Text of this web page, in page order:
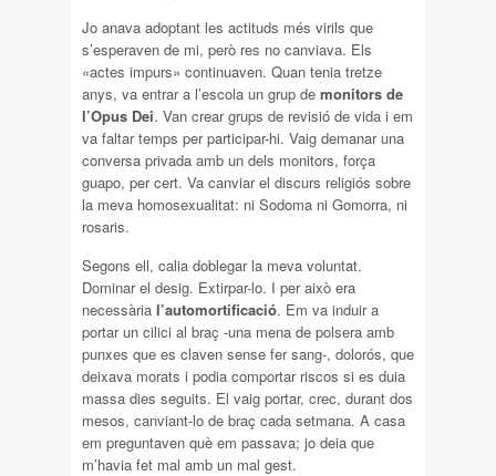
Jo anava adoptant les actituds més virils que
s’esperaven de mi, però res no canviava. Els
«actes impurs» continuaven. Quan tenia tretze
anys, va entrar a l’escola un grup de monitors de
l’Opus Dei. Van crear grups de revisió de vida i em
va faltar temps per participar-hi. Vaig demanar una
conversa privada amb un dels monitors, força
guapo, per cert. Va canviar el discurs religiós sobre
la meva homosexualitat: ni Sodoma ni Gomorra, ni
rosaris.
Segons ell, calia doblegar la meva voluntat.
Dominar el desig. Extirpar-lo. I per això era
necessària l’automortificació. Em va induir a
portar un cilici al braç -una mena de polsera amb
punxes que es claven sense fer sang-, dolorós, que
deixava morats i podia comportar riscos si es duia
massa dies seguits. El vaig portar, crec, durant dos
mesos, canviant-lo de braç cada setmana. A casa
em preguntaven què em passava; jo deia que
m’havia fet mal amb un mal gest.